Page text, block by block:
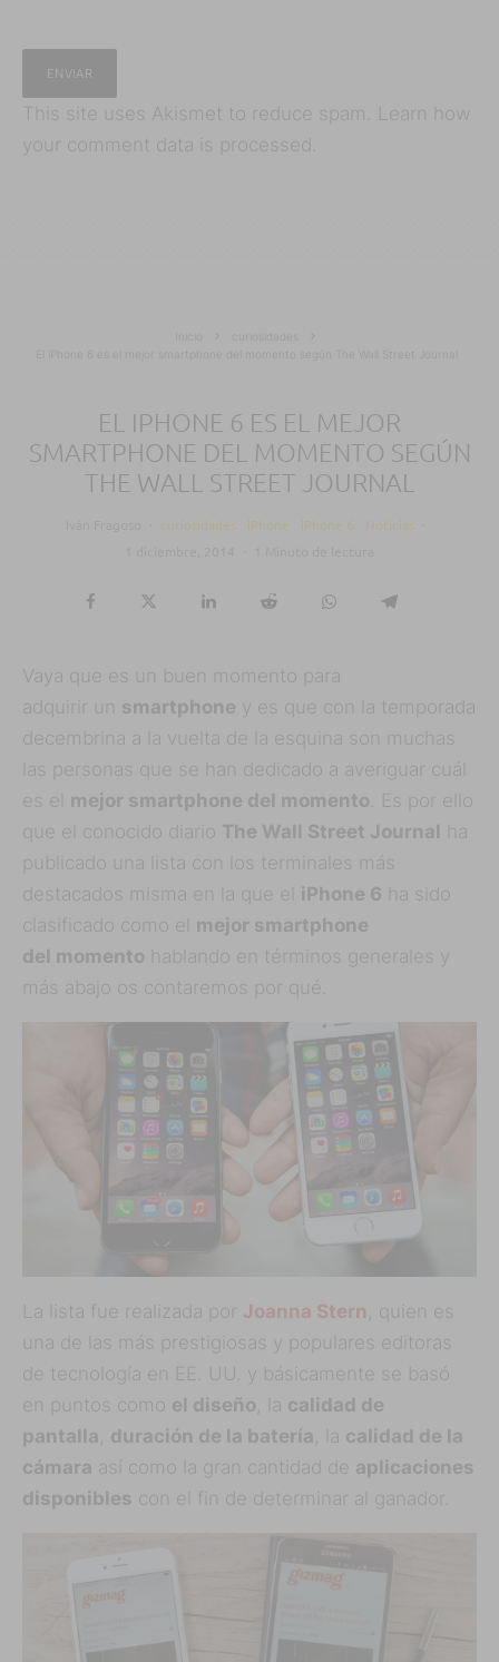
This site uses Akismet to reduce spam.
Learn how
your comment data is processed.
El iPhone 6 es el mejor smartphone del momento según The Wall Street Journal
EL IPHONE 6 ES EL MEJOR
SMARTPHONE DEL MOMENTO SEGÚN
THE WALL STREET JOURNAL
curiosidades iPhone iPhone 6 Noticias
Vaya que es un buen momento para
adquirir un smartphone y es que con la temporada
decembrina a la vuelta de la esquina son muchas
las personas que se han dedicado a averiguar cuál
es el mejor smartphone del momento . Es por ello
que el conocido diario The Wall Street Journal ha
publicado una lista con los terminales más
destacados misma en la que el iPhone 6 ha sido
clasificado como el mejor smartphone
del momento hablando en términos generales y
más abajo os contaremos por qué.
La lista fue realizada por Joanna Stern , quien es
una de las más prestigiosas y populares editoras
de tecnología en EE. UU. y básicamente se basó
en puntos como el diseño, la calidad de
pantalla , duración de la batería , la calidad de la
cámara así como la gran cantidad de aplicaciones
disponibles con el fin de determinar al ganador.